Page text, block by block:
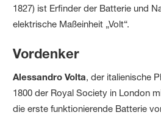
1827) ist Erfinder der Batterie und
elektrische Maßeinheit „Volt“.
Vordenker
Alessandro Volta, der italienische
1800 der Royal Society in London
die erste funktionierende Batterie